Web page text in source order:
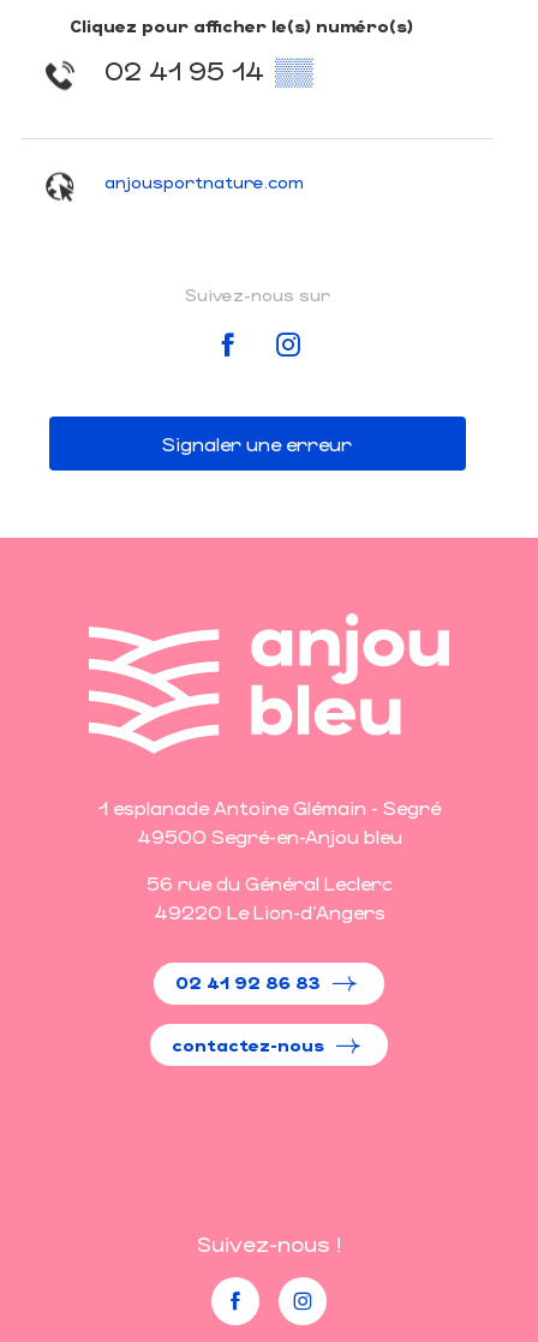
Cliquez pour afficher le(s) numéro(s)
02 41 95 14 ▒▒
anjousportnature.com
Suivez-nous sur
Signaler une erreur
1 esplanade Antoine Glémain - Segré
49500 Segré-en-Anjou bleu
56 rue du Général Leclerc
49220 Le Lion-d'Angers
02 41 92 86 83
contactez-nous
Suivez-nous !